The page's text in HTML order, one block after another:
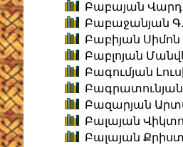
Բաբայան
Բաբաջանյան Գ․
Բաբիյան Սիմոն
Բաբլոյան
Բագումյան
Բազարյան
Բալայան
Բալայան